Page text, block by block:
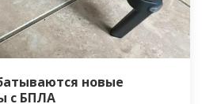
новые
с БПЛА